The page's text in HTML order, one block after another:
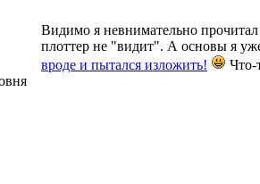
Видимо я невнимательно
плоттер не "видит". А основы я
вроде и пытался изложить!
Что-